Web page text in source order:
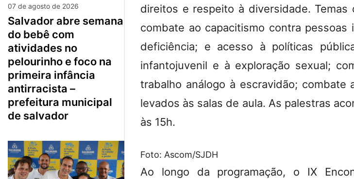
07 de agosto de 2026
salvador abre semana
do bebê com
atividades no
pelourinho e foco na
primeira infância
antirracista –
prefeitura municipal
de salvador
direitos e respeito à diversidade. Temas
combate ao capacitismo contra
deficiência; e acesso à políticas
infantojuvenil e à exploração sexual;
trabalho análogo à escravidão; combate
levados às salas de aula. As palestras
às 15h.
Foto: Ascom/SJDH
Ao longo da programação, o IX